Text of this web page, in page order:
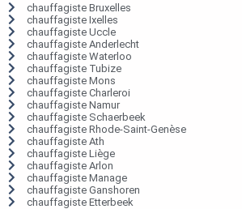
chauffagiste Bruxelles
chauffagiste Ixelles
chauffagiste Uccle
chauffagiste Anderlecht
chauffagiste Waterloo
chauffagiste Tubize
chauffagiste Mons
chauffagiste Charleroi
chauffagiste Namur
chauffagiste Schaerbeek
chauffagiste Rhode-Saint-Genèse
chauffagiste Ath
chauffagiste Liège
chauffagiste Arlon
chauffagiste Manage
chauffagiste Ganshoren
chauffagiste Etterbeek